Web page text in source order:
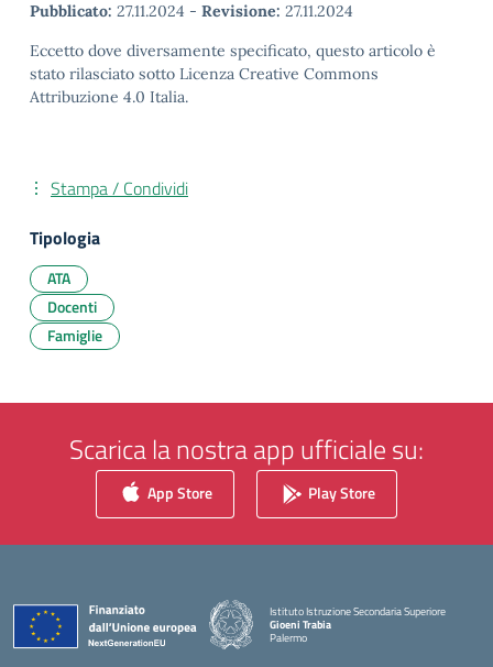
Pubblicato: 27.11.2024 - Revisione: 27.11.2024
Eccetto dove diversamente specificato, questo articolo è
stato rilasciato sotto Licenza Creative Commons
Attribuzione 4.0 Italia.
Stampa / Condividi
Tipologia
ATA
Docenti
Famiglie
Scarica la nostra app ufficiale su:
App Store Play Store
Istituto Istruzione Secondaria Superiore
Gioeni Trabia
Palermo